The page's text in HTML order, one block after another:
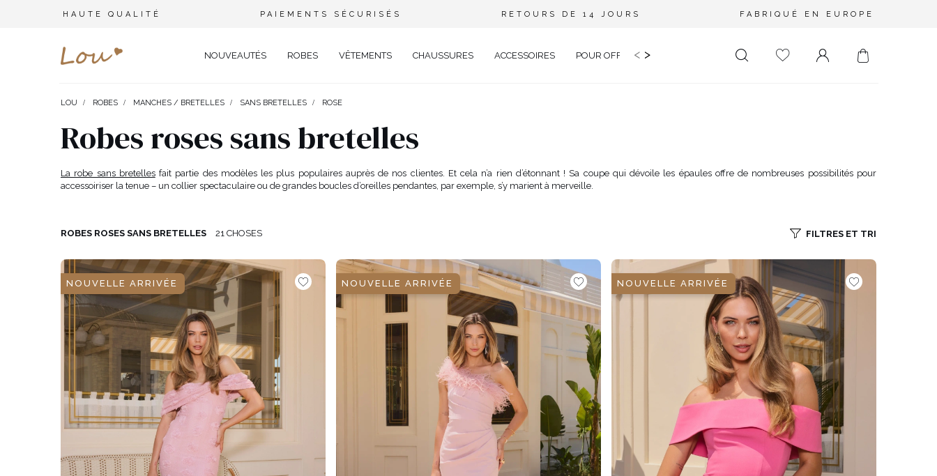
HAUTE QUALITÉ PAIEMENTS SÉCURISÉS RETOURS DE 14 JOURS FABRIQUÉ EN EUROPE
NOUVEAUTÉS ROBES
FÊTE DE MARIAGE
MARIAGE
BAPTÊME
NOËL
SAINT VALENTIN
BAL DE PROMO
COMMUNION
OFFICIEL
ÉLÉGANT
SOIRÉE
DENTELLE
MIDI
DANS LE DOS
DIAMANT
CARMEN
SAISON / TISSU
PRINTEMPS
LONGUES
CATÉGORIES
POPULAIRES
POUR LE MARIAGE
DÉCOUVREZ LES
NOUVEAUTÉS
VOIR TOUS
VÊTEMENTS
COMBINAISONS
T-SHIRTS
COSTUMES
VESTES
JUPES
VOIR TOUS
CHAUSSURES ACCESSOIRES
BRANCHES
CEINTURES
BIJOUX
CHAPEAUX D'HIVER
VOIR TOUS
POUR OFFRIR MARIAGE PLUS SIZE SALE
< >
LOU ROBES MANCHES / BRETELLES SANS BRETELLES ROSE
Robes roses sans bretelles
La robe sans bretellesfait partie des modèles les plus populaires auprès de nos clientes. Et cela n’a rien d’étonnant ! Sa coupe qui dévoile les épaules offre de nombreuses possibilités pour
accessoiriser la tenue – un collier spectaculaire ou de grandes boucles d’oreilles pendantes, par exemple, s’y marient à merveille.
ROBES ROSES SANS BRETELLES 21 CHOSES FILTRES ET TRI
NOUVELLE ARRIVÉE NOUVELLE ARRIVÉE NOUVELLE ARRIVÉE